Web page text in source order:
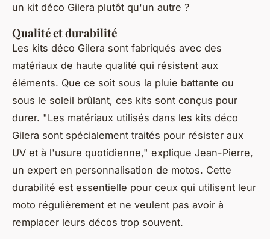
un kit déco Gilera plutôt qu'un autre ?
Qualité et durabilité
Les kits déco Gilera sont fabriqués avec des
matériaux de haute qualité qui résistent aux
éléments. Que ce soit sous la pluie battante ou
sous le soleil brûlant, ces kits sont conçus pour
durer. "Les matériaux utilisés dans les kits déco
Gilera sont spécialement traités pour résister aux
UV et à l'usure quotidienne," explique Jean-Pierre,
un expert en personnalisation de motos. Cette
durabilité est essentielle pour ceux qui utilisent leur
moto régulièrement et ne veulent pas avoir à
remplacer leurs décos trop souvent.